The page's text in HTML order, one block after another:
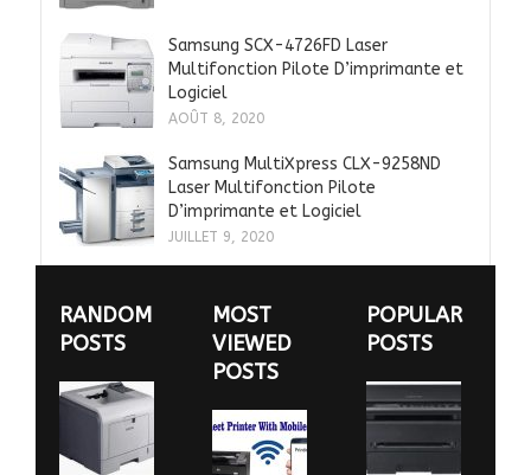
Samsung SCX-4726FD Laser
Multifonction Pilote D’imprimante et
Logiciel
AOÛT 8, 2020
Samsung MultiXpress CLX-9258ND
Laser Multifonction Pilote
D’imprimante et Logiciel
JUILLET 9, 2020
RANDOM
POSTS
MOST
VIEWED
POSTS
POPULAR
POSTS